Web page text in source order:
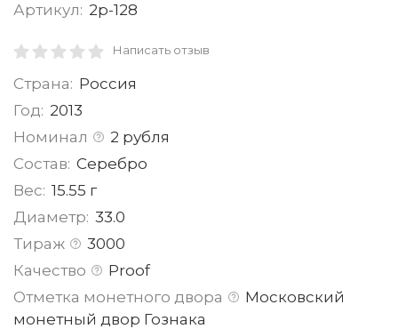
Артикул: 2р-128
Написать отзыв
Страна: Россия
Год: 2013
Номинал
2 рубля
Состав: Серебро
Вес: 15.55 г
Диаметр: 33.0
Тираж
3000
Качество
Proof
Отметка монетного двора
Московский
монетный двор Гознака